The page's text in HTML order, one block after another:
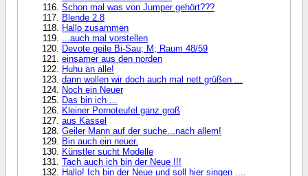
Schon mal was von Jumper gehört???
Blende 2.8
Hallo zusammen
...auch mal vorstellen
Devote geile Bi-Sau; M; Raum 48/59
einsamer aus den norden
Huhu an alle!
dann wollen wir doch auch mal nett grüßen ...
Noch ein Neuer
Das bin ich ...
Kleiner Pornoteufel ganz groß
aus Kassel
Geiler Mann auf der suche...nach allem!
Bin auch ein neuer.
Künstler sucht Modelle
Tach auch ich bin der Neue !!!
Hallo! Ich bin der Neue und soll hier singen ....